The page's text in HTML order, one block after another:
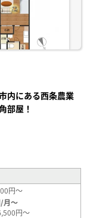
内にある西条農業
部屋！
円～
月～
円～